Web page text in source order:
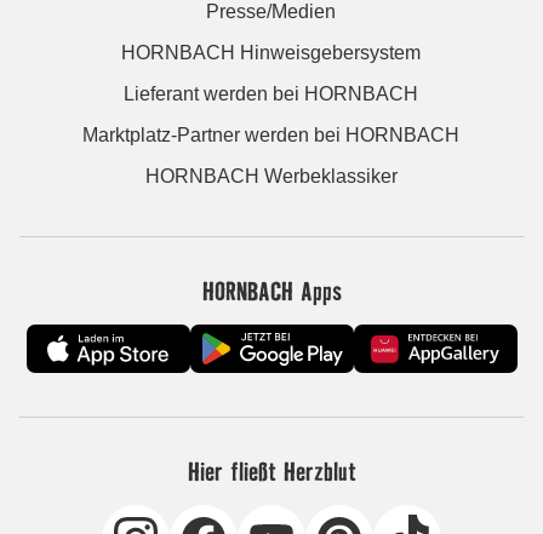
Presse/Medien
HORNBACH Hinweisgebersystem
Lieferant werden bei HORNBACH
Marktplatz-Partner werden bei HORNBACH
HORNBACH Werbeklassiker
HORNBACH Apps
Hier fließt Herzblut